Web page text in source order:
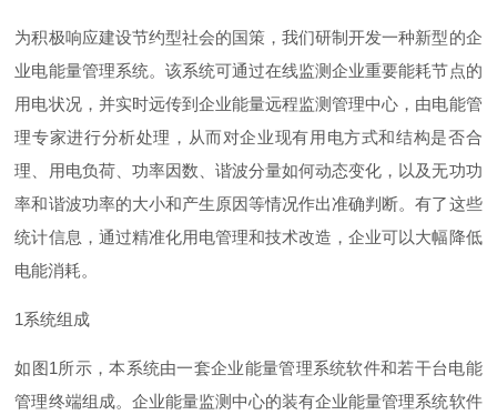
为积极响应建设节约型社会的国策，我们研制开发一种新型的企
业电能量管理系统。该系统可通过在线监测企业重要能耗节点的
用电状况，并实时远传到企业能量远程监测管理中心，由电能管
理专家进行分析处理，从而对企业现有用电方式和结构是否合
理、用电负荷、功率因数、谐波分量如何动态变化，以及无功功
率和谐波功率的大小和产生原因等情况作出准确判断。有了这些
统计信息，通过精准化用电管理和技术改造，企业可以大幅降低
电能消耗。
1系统组成
如图1 所示，本系统由一套企业能量管理系统软件和若干台电能
管理终端组成。企业能量监测中心的装有企业能量管理系统软件